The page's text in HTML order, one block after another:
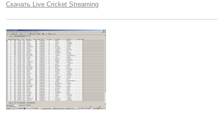
Скачать Live Cricket Streaming